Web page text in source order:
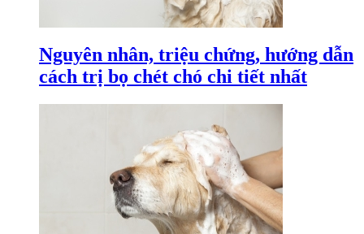
Nguyên nhân, triệu chứng, hướng dẫn
cách trị bọ chét chó chi tiết nhất